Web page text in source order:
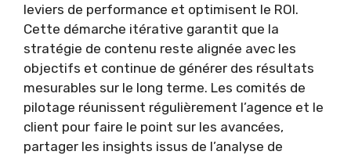
leviers de performance et optimisent le ROI.
Cette démarche itérative garantit que la
stratégie de contenu reste alignée avec les
objectifs et continue de générer des résultats
mesurables sur le long terme. Les comités de
pilotage réunissent régulièrement l’agence et le
client pour faire le point sur les avancées,
partager les insights issus de l’analyse de